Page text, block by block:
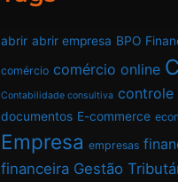
abrir abrir empresa BPO
comércio comércio online
Contabilidade consultiva controle
documentos E-commerce
Empresa empresas
financeira Gestão